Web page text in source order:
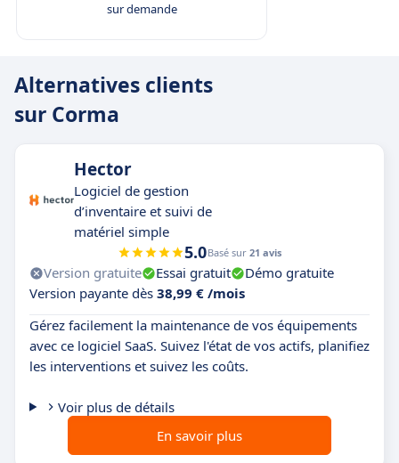
sur demande
Alternatives clients
sur Corma
Hector
Logiciel de gestion
d’inventaire et suivi de
matériel simple
5.0Basé sur 21 avis
Version gratuite Essai gratuit
Démo gratuite
Version payante dès 38,99 € /mois
Gérez facilement la maintenance de vos équipements
avec ce logiciel SaaS. Suivez l'état de vos actifs, planifiez
les interventions et suivez les coûts.
Voir plus de détails
En savoir plus